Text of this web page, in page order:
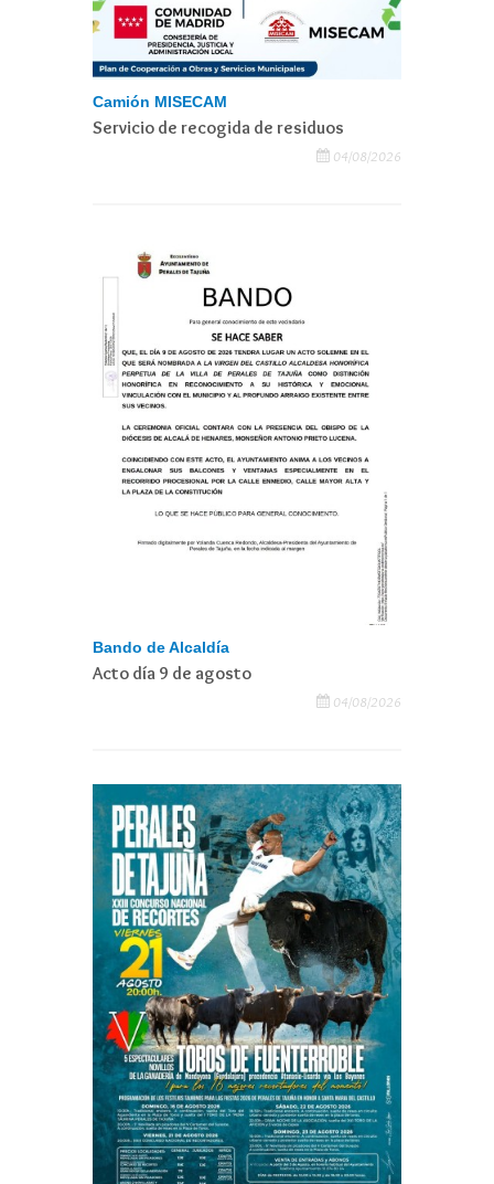
Camión MISECAM
Servicio de recogida de residuos
04/08/2026
Bando de Alcaldía
Acto día 9 de agosto
04/08/2026